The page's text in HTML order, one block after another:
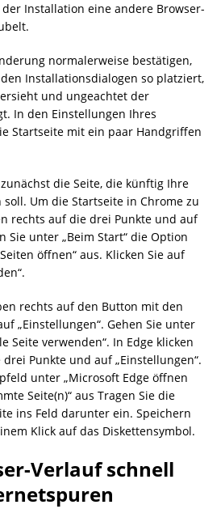
Installation eine andere Browser-
normalerweise bestätigen,
Installationsdialogen so platziert,
und ungeachtet der
In den Einstellungen Ihres
Startseite mit ein paar Handgriffen
die Seite, die künftig Ihre
Um die Startseite in Chrome zu
rechts auf die drei Punkte und auf
Sie unter „Beim Start“ die Option
öffnen“ aus. Klicken Sie auf
rechts auf den Button mit den
„Einstellungen“. Gehen Sie unter
Seite verwenden“. In Edge klicken
Punkte und auf „Einstellungen“.
unter „Microsoft Edge öffnen
Seite(n)“ aus Tragen Sie die
ins Feld darunter ein. Speichern
Klick auf das Diskettensymbol.
Verlauf schnell